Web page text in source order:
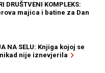
DRUŠTVENI KOMPLEKS:
majica i batine za Dan
NA SELU: Knjiga kojoj se
nije iznevjerila